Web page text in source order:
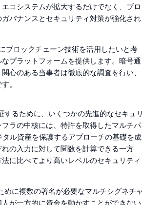
コシステムが拡大するだけでなく、ブロ
バナンスとセキュリティ対策が強化され
ブロックチェーン技術を活用したいと考
プラットフォームを提供します。暗号通
心のある当事者は徹底的な調査を行い、
。
るために、いくつかの先進的なセキュリ
ラの中核には、特許を取得したマルチパ
ル資産を保護するアプローチの基礎を成
の入力に対して関数を計算できる一方
に比べてより高いレベルのセキュリティ
に複数の署名が必要なマルチシグネチャ
が一方的に資金を動かすことができない